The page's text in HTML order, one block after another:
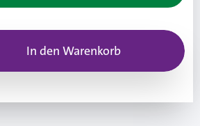
In den Warenkorb